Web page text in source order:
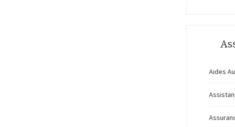
Aides